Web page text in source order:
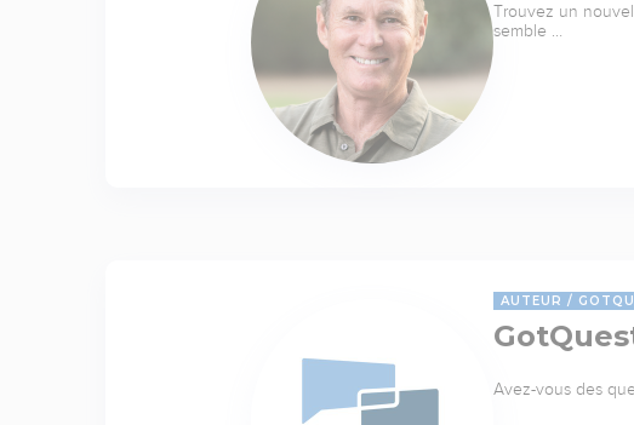
Trouvez un
semble …
AUTEUR
Avez-vous des